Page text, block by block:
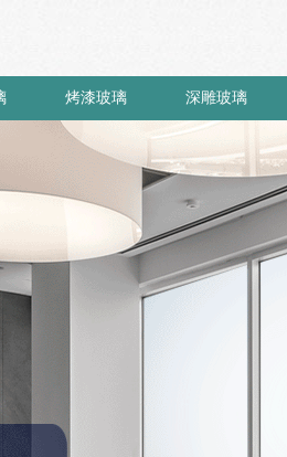
烤漆玻璃 深雕玻璃